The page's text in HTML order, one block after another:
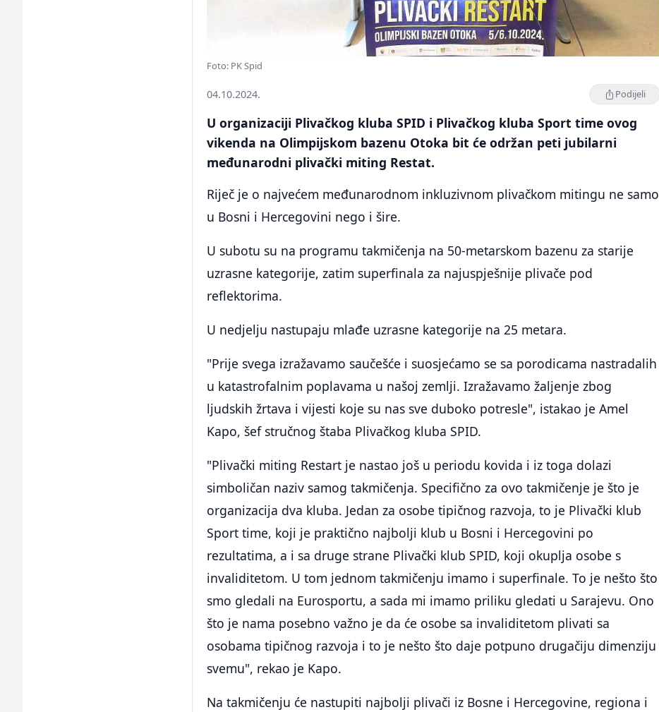
Foto: PK Spid
04.10.2024. Podijeli
U organizaciji Plivačkog kluba SPID i Plivačkog kluba Sport time ovog
vikenda na Olimpijskom bazenu Otoka bit će održan peti jubilarni
međunarodni plivački miting Restat.
Riječ je o najvećem međunarodnom inkluzivnom plivačkom mitingu ne samo
u Bosni i Hercegovini nego i šire.
U subotu su na programu takmičenja na 50-metarskom bazenu za starije
uzrasne kategorije, zatim superfinala za najuspješnije plivače pod
reflektorima.
U nedjelju nastupaju mlađe uzrasne kategorije na 25 metara.
"Prije svega izražavamo saučešće i suosjećamo se sa porodicama nastradalih
u katastrofalnim poplavama u našoj zemlji. Izražavamo žaljenje zbog
ljudskih žrtava i vijesti koje su nas sve duboko potresle", istakao je Amel
Kapo, šef stručnog štaba Plivačkog kluba SPID.
"Plivački miting Restart je nastao još u periodu kovida i iz toga dolazi
simboličan naziv samog takmičenja. Specifično za ovo takmičenje je što je
organizacija dva kluba. Jedan za osobe tipičnog razvoja, to je Plivački klub
Sport time, koji je praktično najbolji klub u Bosni i Hercegovini po
rezultatima, a i sa druge strane Plivački klub SPID, koji okuplja osobe s
invaliditetom. U tom jednom takmičenju imamo i superfinale. To je nešto što
smo gledali na Eurosportu, a sada mi imamo priliku gledati u Sarajevu. Ono
što je nama posebno važno je da će osobe sa invaliditetom plivati sa
osobama tipičnog razvoja i to je nešto što daje potpuno drugačiju dimenziju
svemu", rekao je Kapo.
Na takmičenju će nastupiti najbolji plivači iz Bosne i Hercegovine, regiona i